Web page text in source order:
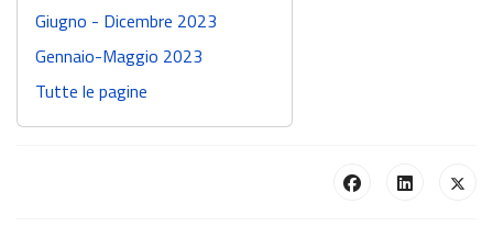
Giugno - Dicembre 2023
Gennaio-Maggio 2023
Tutte le pagine